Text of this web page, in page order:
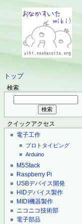
トップ
検索
クイックアクセス
電子工作
プロトタイピング
Arduino
M5Stack
Raspberry Pi
USBデバイス開発
HIDデバイス製作
MIDI機器製作
ニコニコ技術部
電子部品